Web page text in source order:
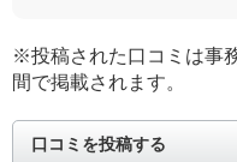
※投稿された口コミは事
間で掲載されます。
口コミを投稿する